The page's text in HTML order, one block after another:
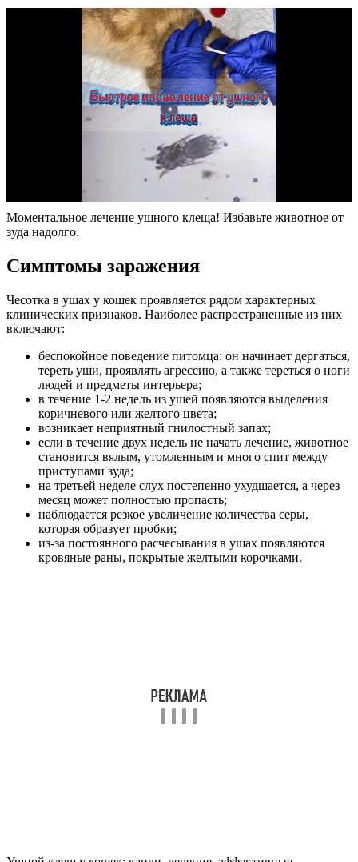
Моментальное лечение ушного клеща! Избавьте животное от
зуда надолго.
Симптомы заражения
Чесотка в ушах у кошек проявляется рядом характерных
клинических признаков. Наиболее распространенные из них
включают:
беспокойное поведение питомца: он начинает дергаться,
тереть уши, проявлять агрессию, а также тереться о ноги
людей и предметы интерьера;
в течение 1-2 недель из ушей появляются выделения
коричневого или желтого цвета;
возникает неприятный гнилостный запах;
если в течение двух недель не начать лечение, животное
становится вялым, утомленным и много спит между
приступами зуда;
на третьей неделе слух постепенно ухудшается, а через
месяц может полностью пропасть;
наблюдается резкое увеличение количества серы,
которая образует пробки;
из-за постоянного расчесывания в ушах появляются
кровяные раны, покрытые желтыми корочками.